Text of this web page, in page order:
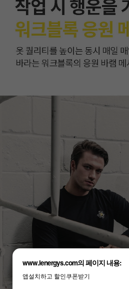
www.lenergys.com의 페이지 내용:
앱설치하고 할인쿠폰받기